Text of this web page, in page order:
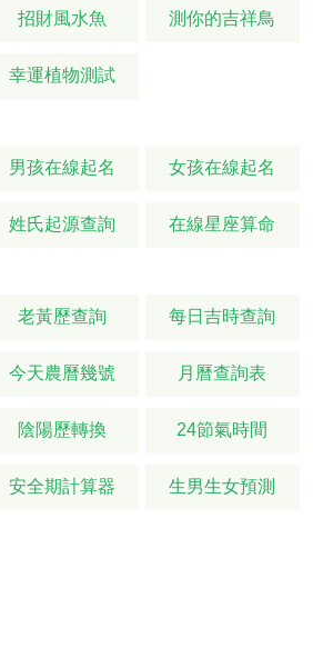
招財風水魚 測你的吉祥鳥
幸運植物測試
男孩在線起名 女孩在線起名
姓氏起源查詢 在線星座算命
老黃歷查詢 每日吉時查詢
今天農曆幾號 月曆查詢表
陰陽歷轉換 24節氣時間
安全期計算器 生男生女預測